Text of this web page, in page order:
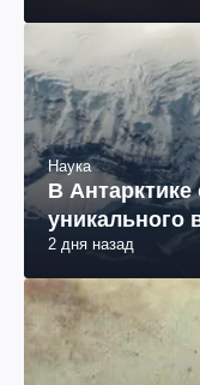
Наука
В
уникального
2 дня назад